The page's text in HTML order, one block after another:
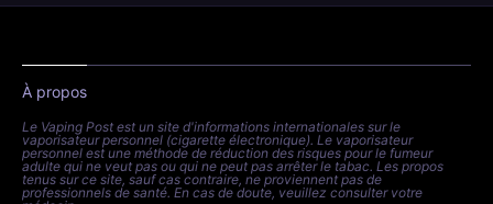
À propos
Le Vaping Post est un site d'informations internationales sur le
vaporisateur personnel (cigarette électronique). Le vaporisateur
personnel est une méthode de réduction des risques pour le fumeur
adulte qui ne veut pas ou qui ne peut pas arrêter le tabac. Les propos
tenus sur ce site, sauf cas contraire, ne proviennent pas de
professionnels de santé. En cas de doute, veuillez consulter votre